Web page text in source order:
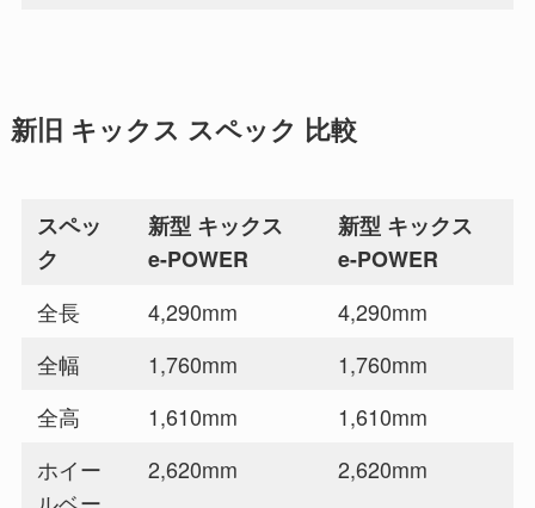
新旧 キックス スペック 比較
スペッ
ク
新型 キックス
e-POWER
新型 キックス
e-POWER
全長
4,290mm
4,290mm
全幅
1,760mm
1,760mm
全高
1,610mm
1,610mm
ホイー
2,620mm 2,620mm